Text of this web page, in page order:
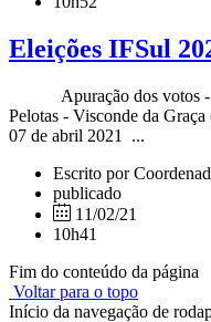
Eleições IFSul
Apuração dos votos -
Pelotas - Visconde da
07 de abril 2021 ...
Escrito por
publicado
11/02/21
10h41
Fim do conteúdo da página
Voltar para o topo
Início da navegação de